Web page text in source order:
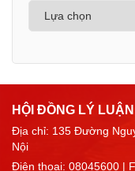
HỘI ĐỒNG LÝ
Địa chỉ: 135 Đường
Nội
Điện thoại: 08045600 |